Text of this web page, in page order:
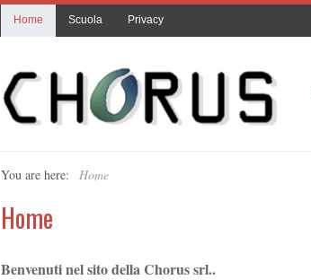
Home Scuola Privacy
You are here: Home
Home
Benvenuti nel sito della Chorus srl..